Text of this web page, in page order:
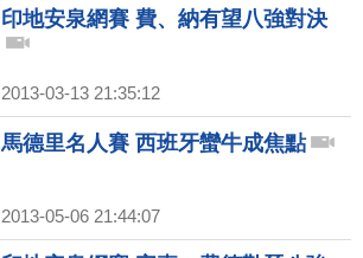
印地安泉網賽 費、納有望八強對決
2013-03-13 21:35:12
馬德里名人賽 西班牙蠻牛成焦點
2013-05-06 21:44:07